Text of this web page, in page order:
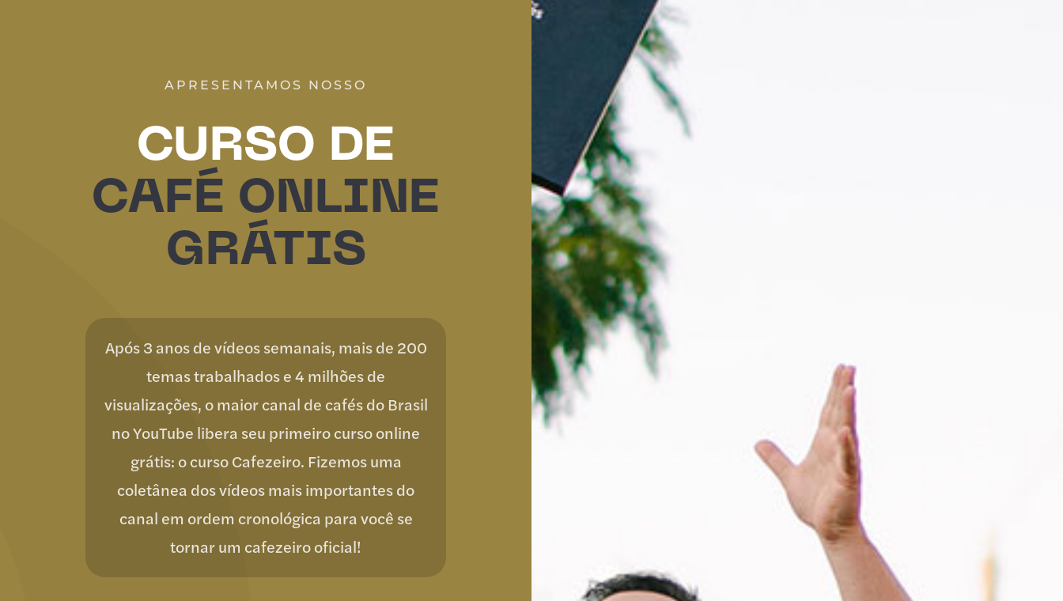
APRESENTAMOS NOSSO
CURSO DE
CAFÉ ONLINE
GRÁTIS
Após 3 anos de vídeos semanais, mais de 200
temas trabalhados e 4 milhões de
visualizações, o maior canal de cafés do Brasil
no YouTube libera seu primeiro curso online
grátis: o curso Cafezeiro. Fizemos uma
coletânea dos vídeos mais importantes do
canal em ordem cronológica para você se
tornar um cafezeiro oficial!